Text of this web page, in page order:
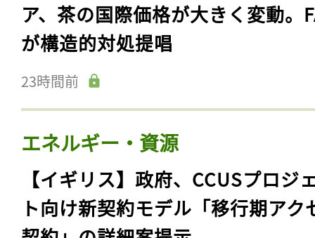
ア、茶の国際価格が大きく変動。
が構造的対処提唱
23時間前
エネルギー・資源
【イギリス】政府、CCUSプロジ
ト向け新契約モデル「移行期アク